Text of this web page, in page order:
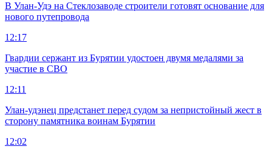
В Улан-Удэ на Стеклозаводе строители готовят основание для
нового путепровода
12:17
Гвардии сержант из Бурятии удостоен двумя медалями за
участие в СВО
12:11
Улан-удэнец предстанет перед судом за непристойный жест в
сторону памятника воинам Бурятии
12:02